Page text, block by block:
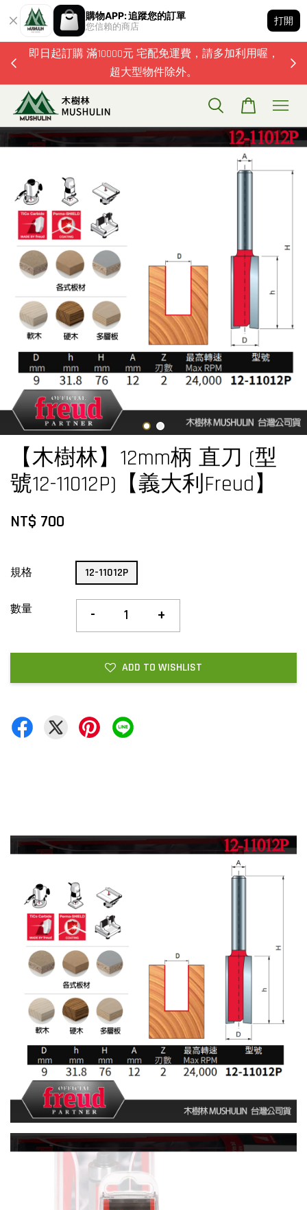
購物APP: 追蹤您的訂單
您信賴的商店
打開
即日起訂購 滿10000元 宅配免運費，請多加利用喔，
超大型物件除外。
【木樹林】12mm柄 直刀 (型
號12-11012P)【義大利Freud】
NT$ 700
規格 12-11012P
數量 - +
ADD TO WISHLIST